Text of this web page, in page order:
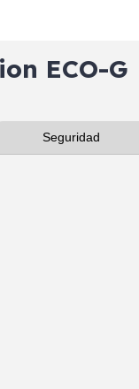
ECO-G
Seguridad